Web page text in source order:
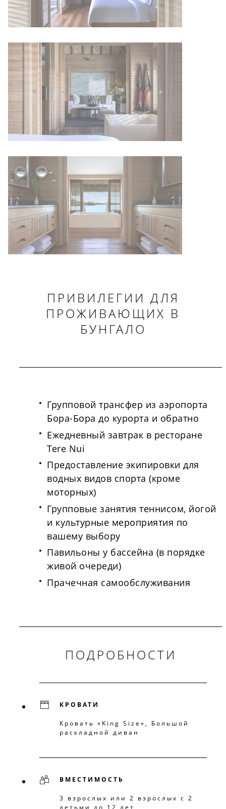
ПРИВИЛЕГИИ ДЛЯ
ПРОЖИВАЮЩИХ В
БУНГАЛО
Групповой трансфер из аэропорта
Бора-Бора до курорта и обратно
Ежедневный завтрак в ресторане
Tere Nui
Предоставление экипировки для
водных видов спорта (кроме
моторных)
Групповые занятия теннисом, йогой
и культурные мероприятия по
вашему выбору
Павильоны у бассейна (в порядке
живой очереди)
Прачечная самообслуживания
ПОДРОБНОСТИ
КРОВАТИ
Кровать «King Size», Большой
раскладной диван
ВМЕСТИМОСТЬ
3 взрослых или 2 взрослых с 2
детьми до 12 лет